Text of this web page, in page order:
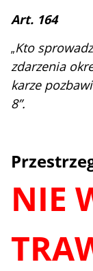
Art. 164
„Kto
zdarzenia
karze
8”.
NIE